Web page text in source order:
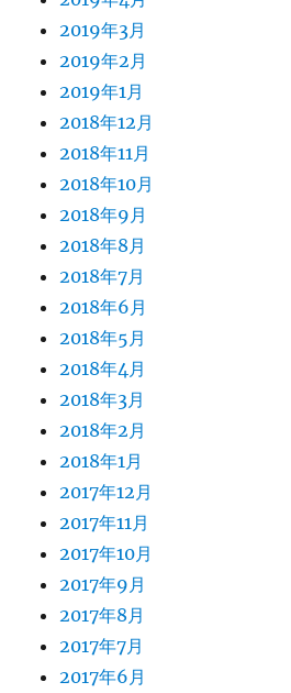
2019年3月
2019年2月
2019年1月
2018年12月
2018年11月
2018年10月
2018年9月
2018年8月
2018年7月
2018年6月
2018年5月
2018年4月
2018年3月
2018年2月
2018年1月
2017年12月
2017年11月
2017年10月
2017年9月
2017年8月
2017年7月
2017年6月